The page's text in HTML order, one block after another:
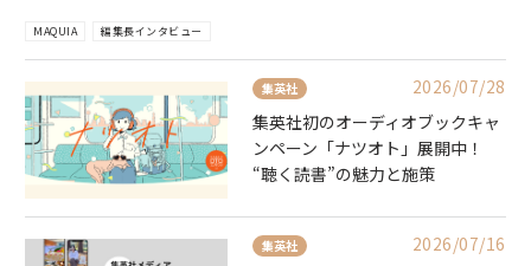
MAQUIA 編集長インタビュー
集英社
2026/07/28
集英社初のオーディオブックキャ
ンペーン「ナツオト」展開中！
“聴く読書”の魅力と施策
集英社
2026/07/16